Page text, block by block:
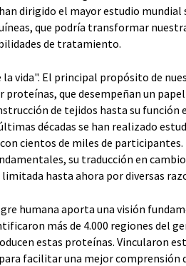
dirigido el mayor estudio mundial
que podría transformar
de tratamiento.
vida". El principal propósito de
que desempeñan un
de tejidos hasta su función
décadas se han realizado
cientos de miles de participantes.
su traducción en
hasta ahora por diversas
humana aporta una visión
más de 4.000 regiones del
estas proteínas. Vincularon
facilitar una mejor comprensión